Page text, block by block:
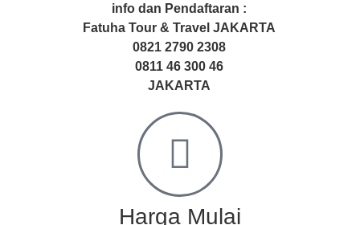
info dan Pendaftaran :
Fatuha Tour & Travel JAKARTA
0821 2790 2308
0811 46 300 46
JAKARTA
Harga Mulai